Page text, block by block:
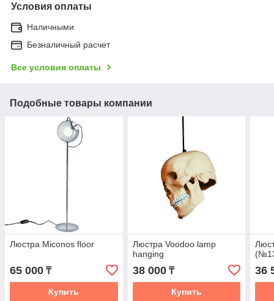
Условия оплаты
Наличными
Безналичный расчет
Все условия оплаты
Подобные товары компании
Люстра Miconos floor
65 000 ₸
Купить
Люстра Voodoo lamp
hanging
38 000₸
Купить
36